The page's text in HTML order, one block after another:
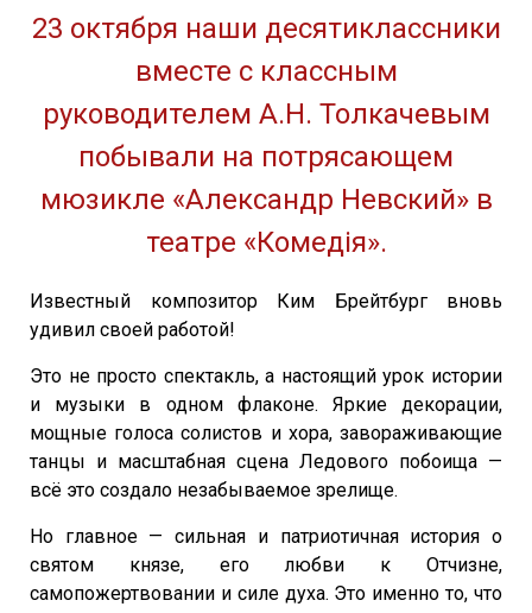
23 октября наши десятиклассники
вместе с классным
руководителем А.Н. Толкачевым
побывали на потрясающем
мюзикле «Александр Невский» в
театре «Комедiя».
Известный композитор Ким Брейтбург вновь
удивил своей работой!
Это не просто спектакль, а настоящий урок истории
и музыки в одном флаконе. Яркие декорации,
мощные голоса солистов и хора, завораживающие
танцы и масштабная сцена Ледового побоища —
всё это создало незабываемое зрелище.
Но главное — сильная и патриотичная история о
святом князе, его любви к Отчизне,
самопожертвовании и силе духа. Это именно то, что